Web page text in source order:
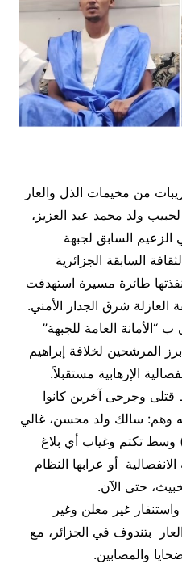
من مخيمات الذل والعار
ولد محمد عبد العزيز،
السابق لجبهة
السابقة الجزائرية
طائرة مسيرة استهدفت
العازلة شرق الجدار الأمني.
العامة للجبهة”
المرشحين لخلافة إبراهيم
الإرهابية مستقبلاً.
وجرحى آخرين كانوا
وهم: سالك ولد محسن، غالي
وسط تكتم وغياب أي بلاغ
أو عرابها النظام
حتى الآن.
غير معلن وغير
بتندوف في الجزائر، مع
والمصابين.